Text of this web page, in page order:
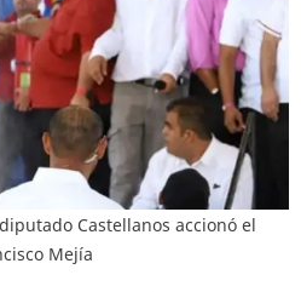
Castellanos accionó el
Mejía